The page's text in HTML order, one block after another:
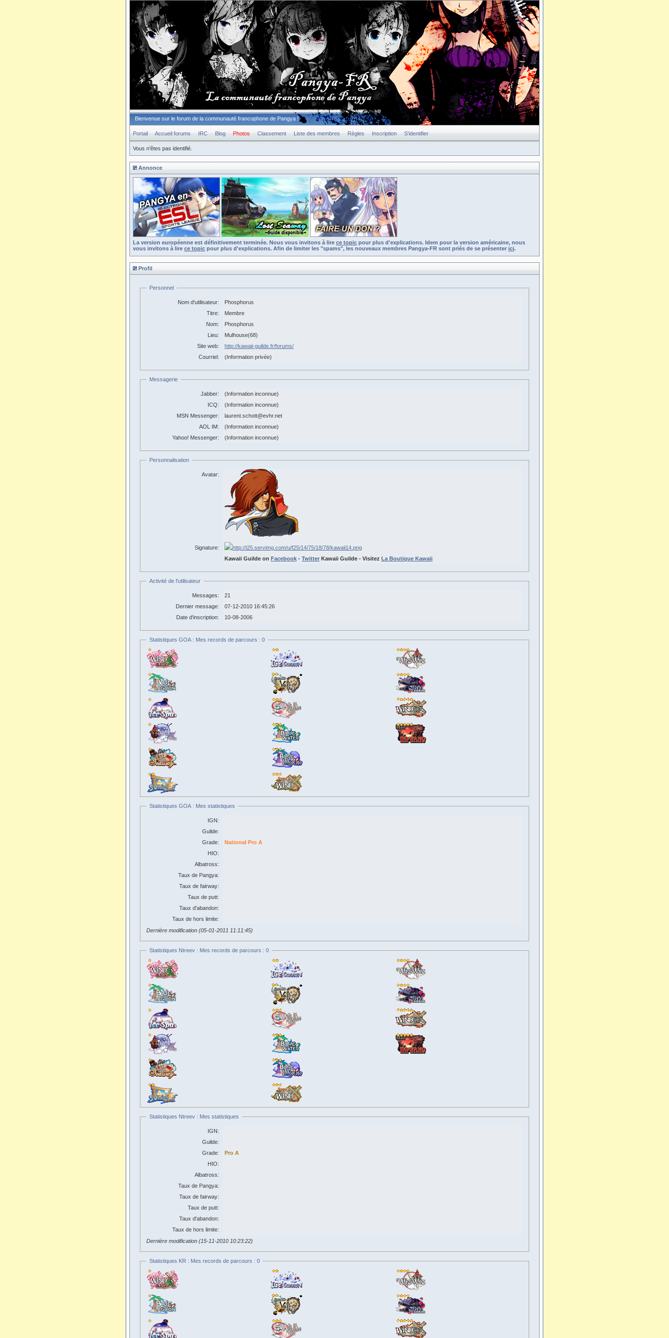
Bienvenue sur le forum de la communauté francophone de Pangya !
Portail Accueil forums IRC Blog Photos Classement Liste des membres Règles Inscription S'identifier
Vous n'êtes pas identifié.
Annonce
La version européenne est définitivement terminée. Nous vous invitons à lire ce topic pour plus d'explications. Idem pour la version américaine, nous
vous invitons à lire ce topic pour plus d'explications. Afin de limiter les "spams", les nouveaux membres Pangya-FR sont priés de se présenter ici.
Profil
Personnel
Nom d'utilisateur:
Phosphorus
Titre:
Membre
Nom:
Phosphorus
Lieu:
Mulhouse(68)
Site web:
http://kawaii-guilde.fr/forums/
Courriel:
(Information privée)
Messagerie
Jabber:
(Information inconnue)
ICQ:
(Information inconnue)
MSN Messenger:
laurent.schott@evhr.net
AOL IM:
(Information inconnue)
Yahoo! Messenger:
(Information inconnue)
Personnalisation
Avatar:
Signature:
Kawaii Guilde on Facebook - Twitter Kawaii Guilde - Visitez La Boutique Kawaii
Activité de l'utilisateur
Messages:
21
Dernier message:
07-12-2010 16:45:26
Date d'inscription:
10-08-2006
Statistiques GOA : Mes records de parcours : 0
Statistiques GOA : Mes statistiques
IGN:
Guilde:
Grade:
National Pro A
HIO:
Albatross:
Taux de Pangya:
Taux de fairway:
Taux de putt:
Taux d'abandon:
Taux de hors limite:
Dernière modification (05-01-2011 11:11:45)
Statistiques Ntreev : Mes records de parcours : 0
Statistiques Ntreev : Mes statistiques
IGN:
Guilde:
Grade:
Pro A
HIO:
Albatross:
Taux de Pangya:
Taux de fairway:
Taux de putt:
Taux d'abandon:
Taux de hors limite:
Dernière modification (15-11-2010 10:23:22)
Statistiques KR : Mes records de parcours : 0